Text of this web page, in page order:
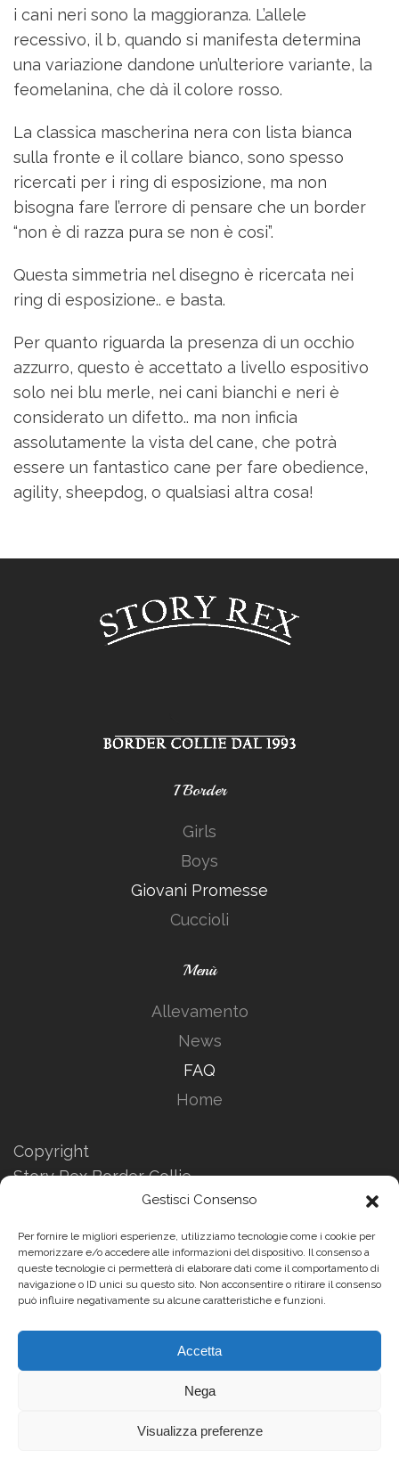
Gestisci Consenso
Per fornire le migliori esperienze, utilizziamo tecnologie come i cookie per
memorizzare e/o accedere alle informazioni del dispositivo. Il consenso a
queste tecnologie ci permetterà di elaborare dati come il comportamento di
navigazione o ID unici su questo sito. Non acconsentire o ritirare il consenso
può influire negativamente su alcune caratteristiche e funzioni.
Accetta
Nega
Visualizza preferenze
i cani neri sono la maggioranza. L’allele
recessivo, il b, quando si manifesta determina
una variazione dandone un’ulteriore variante, la
feomelanina, che dà il colore rosso.
La classica mascherina nera con lista bianca
sulla fronte e il collare bianco, sono spesso
ricercati per i ring di esposizione, ma non
bisogna fare l’errore di pensare che un border
“non è di razza pura se non è cosi”.
Questa simmetria nel disegno è ricercata nei
ring di esposizione.. e basta.
Per quanto riguarda la presenza di un occhio
azzurro, questo è accettato a livello espositivo
solo nei blu merle, nei cani bianchi e neri è
considerato un difetto.. ma non inficia
assolutamente la vista del cane, che potrà
essere un fantastico cane per fare obedience,
agility, sheepdog, o qualsiasi altra cosa!
I Border
Girls
Boys
Giovani Promesse
Cuccioli
Menù
Allevamento
News
FAQ
Home
Copyright
Story Rex Border Collie
Informazioni Privacy
Website by
Enrico Pasi
Story Rex Border Collie - Tutti i diritti riservati - Vietata la
diffusione e/o riproduzione anche parziale dei contenuti
presenti su questo sito